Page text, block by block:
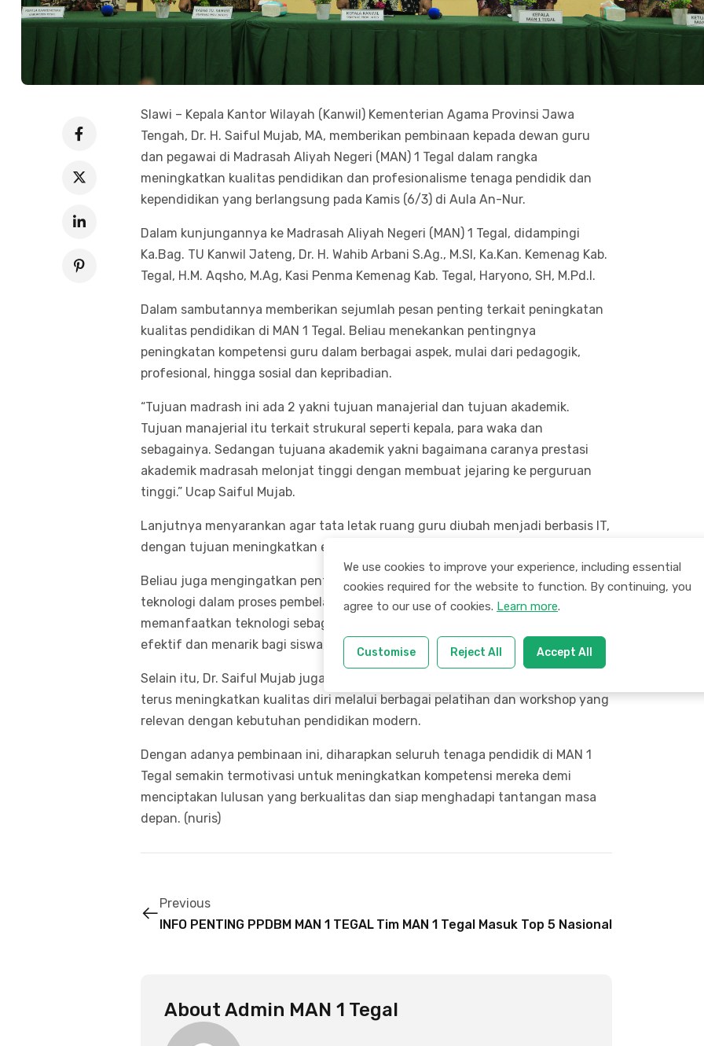
Slawi – Kepala Kantor Wilayah (Kanwil) Kementerian Agama Provinsi Jawa
Tengah, Dr. H. Saiful Mujab, MA, memberikan pembinaan kepada dewan guru
dan pegawai di Madrasah Aliyah Negeri (MAN) 1 Tegal dalam rangka
meningkatkan kualitas pendidikan dan profesionalisme tenaga pendidik dan
kependidikan yang berlangsung pada Kamis (6/3) di Aula An-Nur.
Dalam kunjungannya ke Madrasah Aliyah Negeri (MAN) 1 Tegal, didampingi
Ka.Bag. TU Kanwil Jateng, Dr. H. Wahib Arbani S.Ag., M.SI, Ka.Kan. Kemenag Kab.
Tegal, H.M. Aqsho, M.Ag, Kasi Penma Kemenag Kab. Tegal, Haryono, SH, M.Pd.I.
Dalam sambutannya memberikan sejumlah pesan penting terkait peningkatan
kualitas pendidikan di MAN 1 Tegal. Beliau menekankan pentingnya
peningkatan kompetensi guru dalam berbagai aspek, mulai dari pedagogik,
profesional, hingga sosial dan kepribadian.
“Tujuan madrash ini ada 2 yakni tujuan manajerial dan tujuan akademik.
Tujuan manajerial itu terkait strukural seperti kepala, para waka dan
sebagainya. Sedangan tujuana akademik yakni bagaimana caranya prestasi
akademik madrasah melonjat tinggi dengan membuat jejaring ke perguruan
tinggi.” Ucap Saiful Mujab.
Lanjutnya menyarankan agar tata letak ruang guru diubah menjadi berbasis IT,
dengan tujuan meningkatkan efektivitas kerja dan kolaborasi antar guru.
Beliau juga mengingatkan pentingnya adaptasi terhadap perkembangan
teknologi dalam proses pembelajaran. “Di era digital ini, guru harus mampu
memanfaatkan teknologi sebagai alat bantu dalam pembelajaran agar lebih
efektif dan menarik bagi siswa,” tambahnya.
Selain itu, Dr. Saiful Mujab juga memberikan motivasi kepada para guru untuk
terus meningkatkan kualitas diri melalui berbagai pelatihan dan workshop yang
relevan dengan kebutuhan pendidikan modern.
Dengan adanya pembinaan ini, diharapkan seluruh tenaga pendidik di MAN 1
Tegal semakin termotivasi untuk meningkatkan kompetensi mereka demi
menciptakan lulusan yang berkualitas dan siap menghadapi tantangan masa
depan. (nuris)
Previous
INFO PENTING PPDBM MAN 1 TEGAL TP 2025/2026Tim MAN 1 Tegal Masuk Top 5 Nasional Call For
About Admin MAN 1 Tegal
We use cookies to improve your experience, including essential
cookies required for the website to function. By continuing, you
agree to our use of cookies. Learn more.
Customise Reject All Accept All